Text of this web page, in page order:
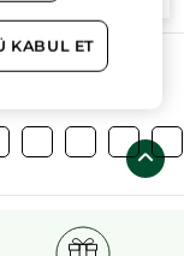
KABUL ET